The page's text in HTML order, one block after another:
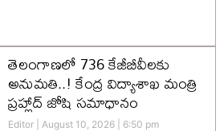
తెలంగాణలో 736 కేజీబీవీలకు
అనుమతి..! కేంద్ర విద్యాశాఖ మంత్రి
ప్రహ్లాద్ జోషి సమాధానం
Editor August 10, 2026 6:50 pm